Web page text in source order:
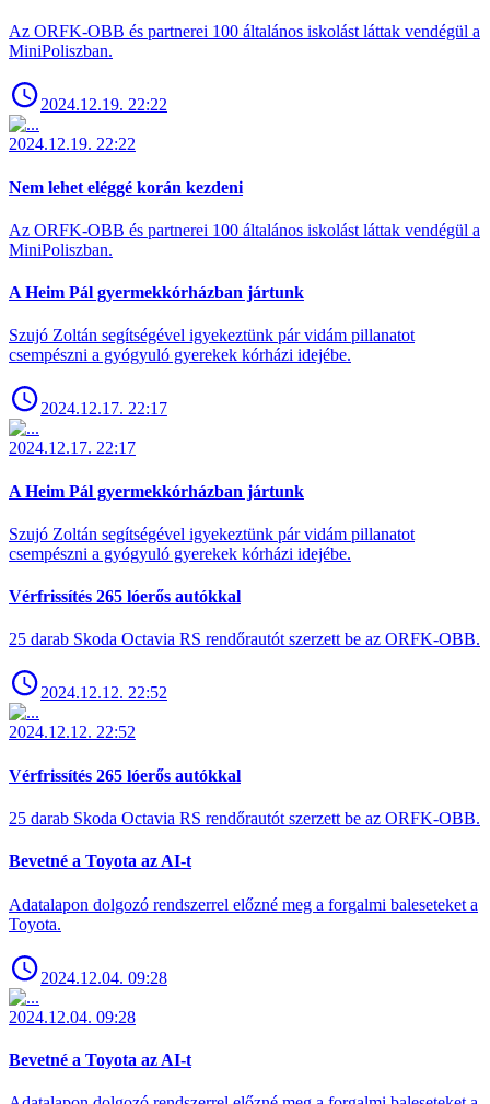
Az ORFK-OBB és partnerei 100 általános iskolást láttak vendégül a
MiniPoliszban.
2024.12.19. 22:22
2024.12.19. 22:22
Nem lehet eléggé korán kezdeni
Az ORFK-OBB és partnerei 100 általános iskolást láttak vendégül a
MiniPoliszban.
A Heim Pál gyermekkórházban jártunk
Szujó Zoltán segítségével igyekeztünk pár vidám pillanatot
csempészni a gyógyuló gyerekek kórházi idejébe.
2024.12.17. 22:17
2024.12.17. 22:17
A Heim Pál gyermekkórházban jártunk
Szujó Zoltán segítségével igyekeztünk pár vidám pillanatot
csempészni a gyógyuló gyerekek kórházi idejébe.
Vérfrissítés 265 lóerős autókkal
25 darab Skoda Octavia RS rendőrautót szerzett be az ORFK-OBB.
2024.12.12. 22:52
2024.12.12. 22:52
Vérfrissítés 265 lóerős autókkal
25 darab Skoda Octavia RS rendőrautót szerzett be az ORFK-OBB.
Bevetné a Toyota az AI-t
Adatalapon dolgozó rendszerrel előzné meg a forgalmi baleseteket a
Toyota.
2024.12.04. 09:28
2024.12.04. 09:28
Bevetné a Toyota az AI-t